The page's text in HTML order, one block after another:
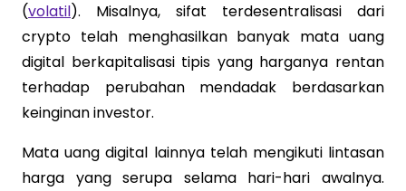
(volatil). Misalnya, sifat terdesentralisasi dari
crypto telah menghasilkan banyak mata uang
digital berkapitalisasi tipis yang harganya rentan
terhadap perubahan mendadak berdasarkan
keinginan investor.
Mata uang digital lainnya telah mengikuti lintasan
harga yang serupa selama hari-hari awalnya.